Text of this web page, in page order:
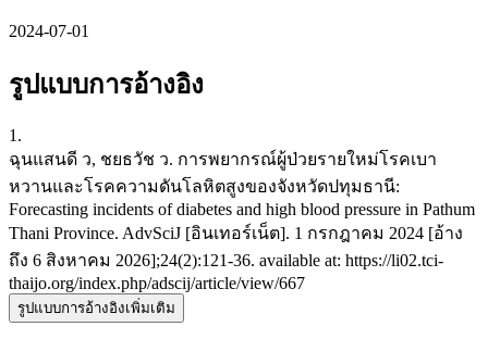
2024-07-01
รูปแบบการอ้างอิง
1.
ฉุนแสนดี ว, ชยธวัช ว. การพยากรณ์ผู้ป่วยรายใหม่โรคเบา
หวานและโรคความดันโลหิตสูงของจังหวัดปทุมธานี:
Forecasting incidents of diabetes and high blood pressure in Pathum
Thani Province. AdvSciJ [อินเทอร์เน็ต]. 1 กรกฎาคม 2024 [อ้าง
ถึง 6 สิงหาคม 2026];24(2):121-36. available at: https://li02.tci-
thaijo.org/index.php/adscij/article/view/667
รูปแบบการอ้างอิงเพิ่มเติม